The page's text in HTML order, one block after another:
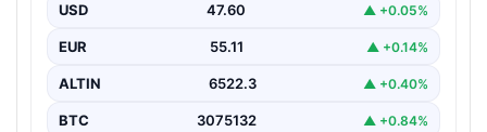
USD 47.60 ▲ +0.05%
EUR 55.11 ▲ +0.14%
ALTIN 6522.3 ▲ +0.40%
BTC 3075132 ▲ +0.84%